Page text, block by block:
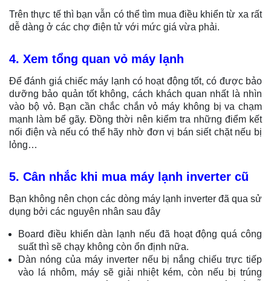
Trên thực tế thì bạn vẫn có thể tìm mua điều khiển từ xa rất
dễ dàng ở các chợ điện tử với mức giá vừa phải.
4. Xem tổng quan vỏ máy lạnh
Để đánh giá chiếc máy lạnh có hoạt động tốt, có được bảo
dưỡng bảo quản tốt không, cách khách quan nhất là nhìn
vào bộ vỏ. Bạn cần chắc chắn vỏ máy không bị va chạm
mạnh làm bể gãy. Đồng thời nên kiểm tra những điểm kết
nối điện và nếu có thể hãy nhờ đơn vị bán siết chặt nếu bị
lỏng…
5. Cân nhắc khi mua máy lạnh inverter cũ
Bạn không nên chọn các dòng máy lạnh inverter đã qua sử
dụng bởi các nguyên nhân sau đây
Board điều khiển dàn lạnh nếu đã hoạt động quá công
suất thì sẽ chạy không còn ổn định nữa.
Dàn nóng của máy inverter nếu bị nắng chiếu trực tiếp
vào lá nhôm, máy sẽ giải nhiệt kém, còn nếu bị trúng